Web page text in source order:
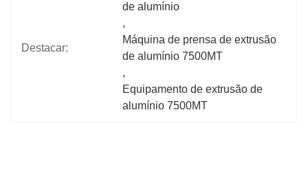
Destacar:
de alumínio
,
Máquina de prensa de extrusão
de alumínio 7500MT
,
Equipamento de extrusão de
alumínio 7500MT